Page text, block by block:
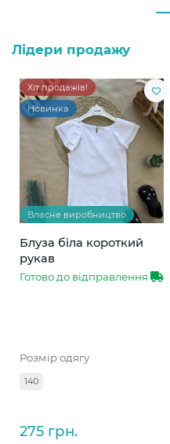
Лідери продажу
Хіт продажів!
Новинка
Власне виробництво
Блуза біла короткий
рукав
Готово до відправлення
Розмір одягу
140
275 грн.